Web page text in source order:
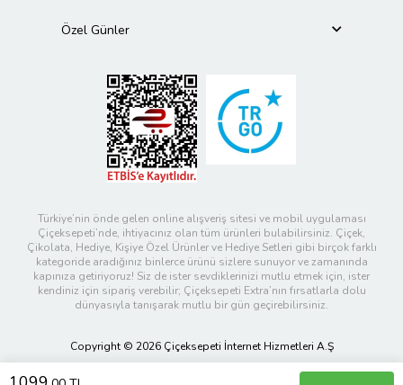
Özel Günler
Türkiye’nin önde gelen online alışveriş sitesi ve mobil uygulaması
Çiçeksepeti’nde, ihtiyacınız olan tüm ürünleri bulabilirsiniz. Çiçek,
Çikolata, Hediye, Kişiye Özel Ürünler ve Hediye Setleri gibi birçok farklı
kategoride aradığınız binlerce ürünü sizlere sunuyor ve zamanında
kapınıza getiriyoruz! Siz de ister sevdiklerinizi mutlu etmek için, ister
kendiniz için sipariş verebilir; Çiçeksepeti Extra’nın fırsatlarla dolu
dünyasıyla tanışarak mutlu bir gün geçirebilirsiniz.
Copyright © 2026 Çiçeksepeti İnternet Hizmetleri A.Ş